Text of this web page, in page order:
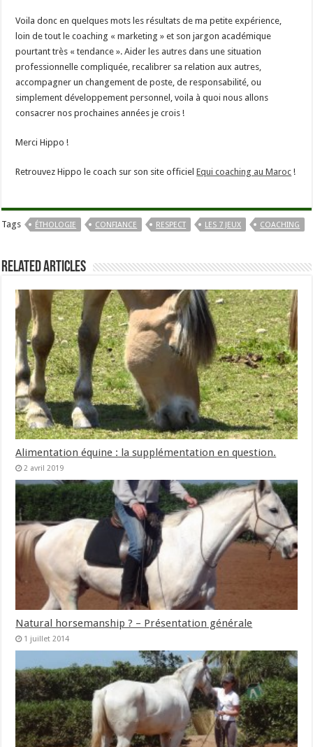
Voila donc en quelques mots les résultats de ma petite expérience,
loin de tout le coaching « marketing » et son jargon académique
pourtant très « tendance ». Aider les autres dans une situation
professionnelle compliquée, recalibrer sa relation aux autres,
accompagner un changement de poste, de responsabilité, ou
simplement développement personnel, voila à quoi nous allons
consacrer nos prochaines années je crois !
Merci Hippo !
Retrouvez Hippo le coach sur son site officielEqui coaching au Maroc !
Tags ÉTHOLOGIE CONFIANCE RESPECT LES 7 JEUX COACHING
Related Articles
Alimentation équine : la supplémentation en question.
2 avril 2019
Natural horsemanship ? – Présentation générale
1 juillet 2014